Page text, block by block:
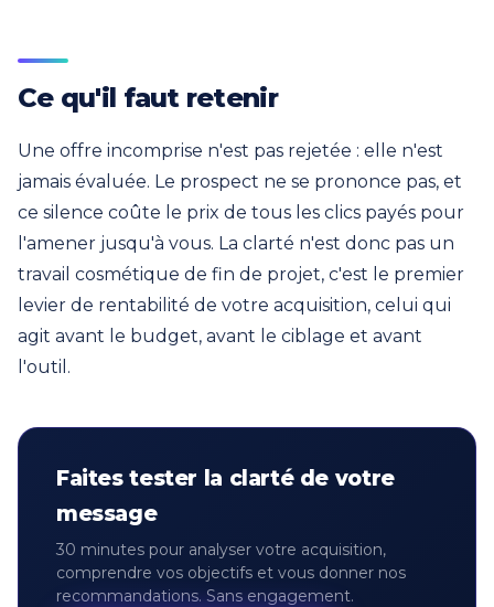
Ce qu'il faut retenir
Une offre incomprise n'est pas rejetée : elle n'est
jamais évaluée. Le prospect ne se prononce pas, et
ce silence coûte le prix de tous les clics payés pour
l'amener jusqu'à vous. La clarté n'est donc pas un
travail cosmétique de fin de projet, c'est le premier
levier de rentabilité de votre acquisition, celui qui
agit avant le budget, avant le ciblage et avant
l'outil.
Faites tester la clarté de votre
message
30 minutes pour analyser votre acquisition,
comprendre vos objectifs et vous donner nos
recommandations. Sans engagement.